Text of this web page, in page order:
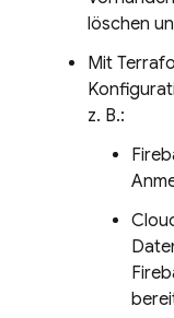
löschen
Mit
z. B.: